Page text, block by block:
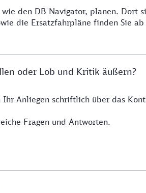
den DB Navigator, planen.
die Ersatzfahrpläne finden Sie
oder Lob und Kritik äußern?
Anliegen schriftlich über das
Fragen und Antworten.